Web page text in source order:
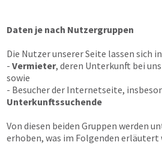
Daten je nach Nutzergruppen
Die Nutzer unserer Seite lassen sich
- Vermieter, deren Unterkunft bei
sowie
- Besucher der Internetseite,
Unterkunftssuchende
Von diesen beiden Gruppen werden
erhoben, was im Folgenden erläutert